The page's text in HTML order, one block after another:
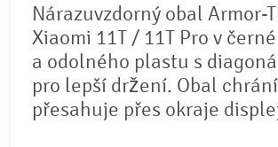
Nárazuvzdorný obal
Xiaomi 11T / 11T Pro v
a odolného plastu s
pro lepší držení. Obal
přesahuje přes okraje